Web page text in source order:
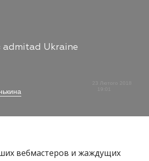
admitad Ukraine
23 Лютого 2018
19:01
вебмастеров и жаждущих